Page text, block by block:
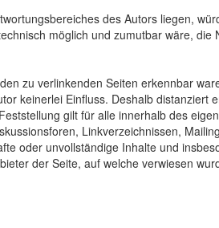
des Autors liegen,
möglich und zumutbar wäre, die
zu verlinkenden Seiten erkennbar
keinerlei Einfluss. Deshalb distanziert
gilt für alle innerhalb des
Linkverzeichnissen,
oder unvollständige Inhalte und
der Seite, auf welche verwiesen